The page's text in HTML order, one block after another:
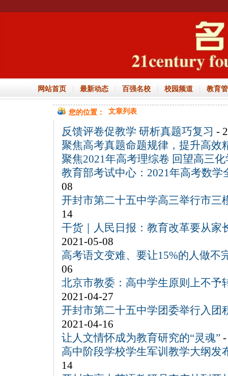
网站首页 | 最新动态 | 百强名校 | 校园频道 | 教育
您的位置： 文章列表
反馈评卷促教学 研析真题巧复习 -
聚焦高考真题命题规律，提升高效
聚焦2021年高考理综卷 回望高三
教育部考试中心：2021年高考数学
08
开封市第二十五中学高三举行市三
14
干货｜人民日报：教育改革要从家
2021-05-08
高考语文变难、要让15%的人做不
06
北京市教委：高中学生原则上不予
2021-04-27
开封市第二十五中学团委举行入团
2021-04-16
让人文情怀成为教育研究的“灵魂”-
高中阶段学校学生军训教学大纲发
14